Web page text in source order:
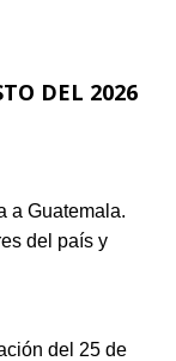
DEL 2026
a Guatemala.
del país y
del 25 de